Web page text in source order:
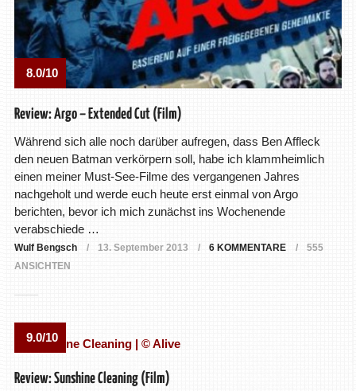
8.0/10
Review: Argo – Extended Cut (Film)
Während sich alle noch darüber aufregen, dass Ben Affleck
den neuen Batman verkörpern soll, habe ich klammheimlich
einen meiner Must-See-Filme des vergangenen Jahres
nachgeholt und werde euch heute erst einmal von Argo
berichten, bevor ich mich zunächst ins Wochenende
verabschiede …
Wulf Bengsch 13. September 2013 6 KOMMENTARE
555
ANSICHTEN
9.0/10
Review: Sunshine Cleaning (Film)